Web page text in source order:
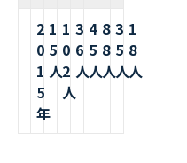
2
0
1
5
年
1
5
人
1
0
2
人
3
6
人
4
5
人
8
8
人
3
5
人
1
8
人